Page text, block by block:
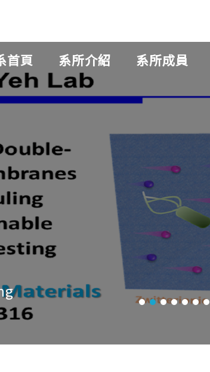
首頁 系所介紹 系所成員